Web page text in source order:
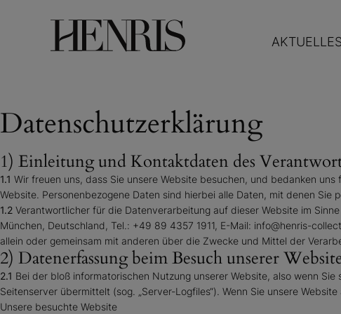
AKTUELLES
Datenschutzerklärung
1) Einleitung und Kontaktdaten des
1.1 Wir freuen uns, dass Sie unsere Website besuchen, und bedanken
Website. Personenbezogene Daten sind hierbei alle Daten, mit denen Sie
1.2 Verantwortlicher für die Datenverarbeitung auf dieser Website im
München, Deutschland, Tel.: +49 89 4357 1911, E-Mail: info@henris-
allein oder gemeinsam mit anderen über die Zwecke und Mittel der
2) Datenerfassung beim Besuch unserer
2.1 Bei der bloß informatorischen Nutzung unserer Website, also wenn
Seitenserver übermittelt (sog. „Server-Logfiles“). Wenn Sie unsere
Unsere besuchte Website